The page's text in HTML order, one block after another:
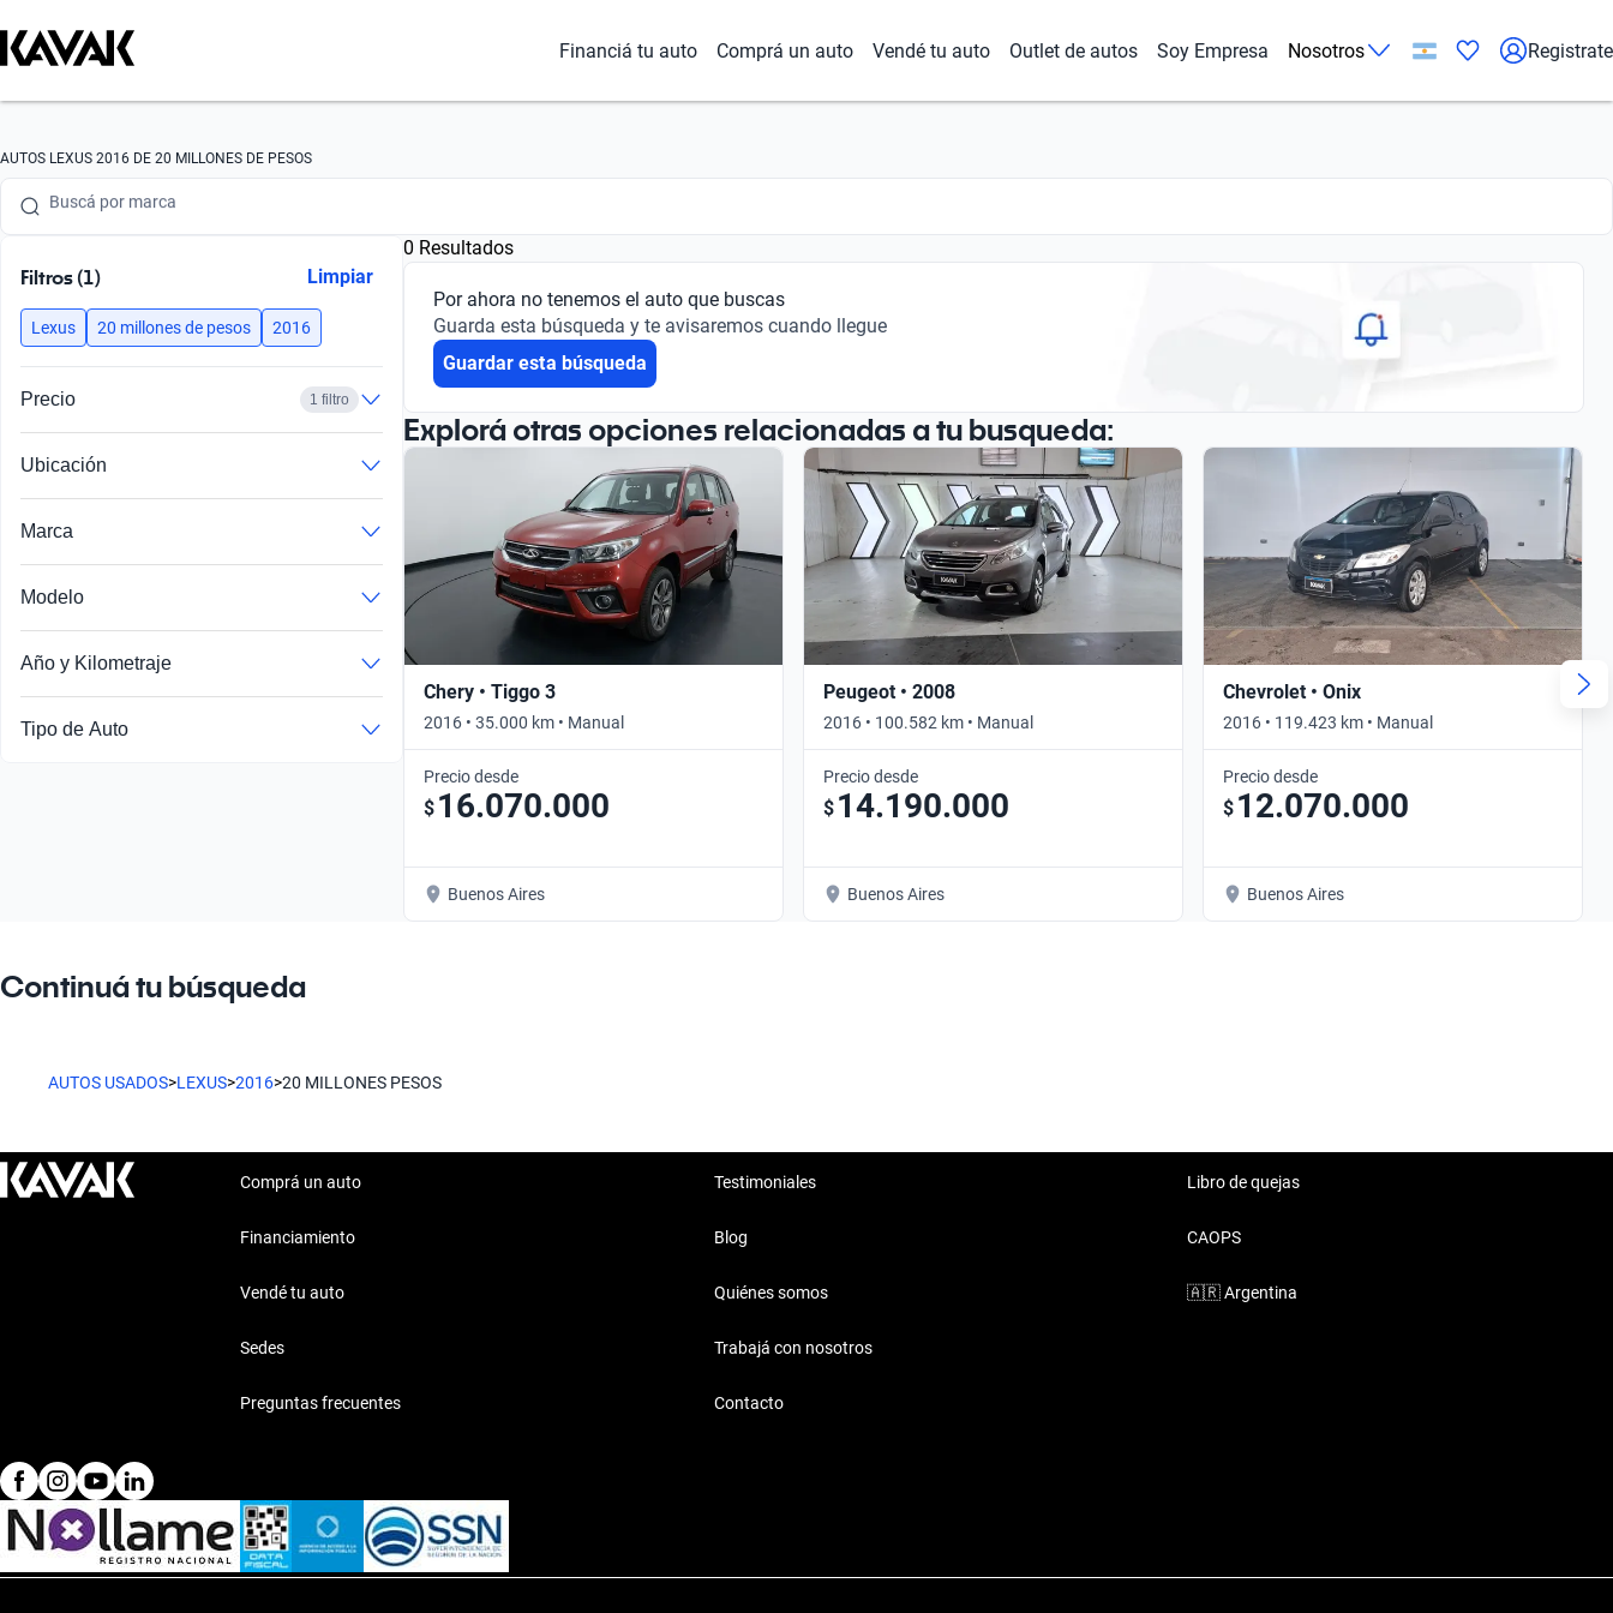
Financiá tu auto Comprá un auto Vendé tu auto Outlet de autos Soy Empresa Nosotros Registrate
AUTOS LEXUS 2016 DE 20 MILLONES DE PESOS
Buscá por marca
Buscá por modelo
Buscá por año
Buscá por marca
Buscá por versión
Buscá por año
Filtros (1) Limpiar
Lexus 20 millones de pesos 2016
Precio 1 filtro
Ubicación
Marca
Modelo
Año y Kilometraje
Tipo de Auto
0 Resultados
Por ahora no tenemos el auto que buscas
Guarda esta búsqueda y te avisaremos cuando llegue
Guardar esta búsqueda
Explorá otras opciones relacionadas a tu busqueda:
Chery • Tiggo 3
2016 • 35.000 km • Manual
Precio desde
$ 16.070.000
Buenos Aires
Peugeot • 2008
2016 • 100.582 km • Manual
Precio desde
$ 14.190.000
Buenos Aires
Chevrolet • Onix
2016 • 119.423 km • Manual
Precio desde
$ 12.070.000
Buenos Aires
Continuá tu búsqueda
AUTOS USADOS>LEXUS>2016>20 MILLONES PESOS
Comprá un auto
Financiamiento
Vendé tu auto
Sedes
Preguntas frecuentes
Testimoniales
Blog
Quiénes somos
Trabajá con nosotros
Contacto
Libro de quejas
CAOPS
🇦🇷 Argentina